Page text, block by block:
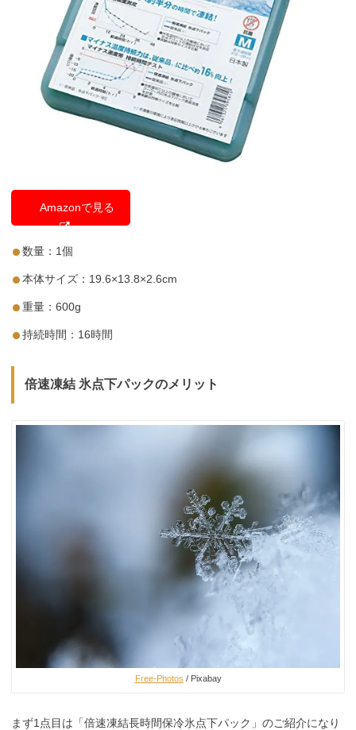
Amazonで見る
数量：1個
本体サイズ：19.6×13.8×2.6cm
重量：600g
持続時間：16時間
倍速凍結 氷点下パックのメリット
Free-Photos / Pixabay
まず1点目は「倍速凍結長時間保冷氷点下パック」のご紹介になり